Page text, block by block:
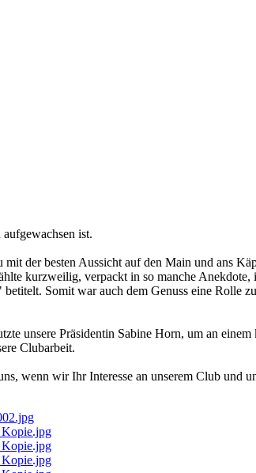
ist.
der besten Aussicht auf den Main und ans
kurzweilig, verpackt in so manche Anekdote,
Somit war auch dem Genuss eine Rolle
unsere Präsidentin Sabine Horn, um an
Clubarbeit.
wenn wir Ihr Interesse an unserem Club und